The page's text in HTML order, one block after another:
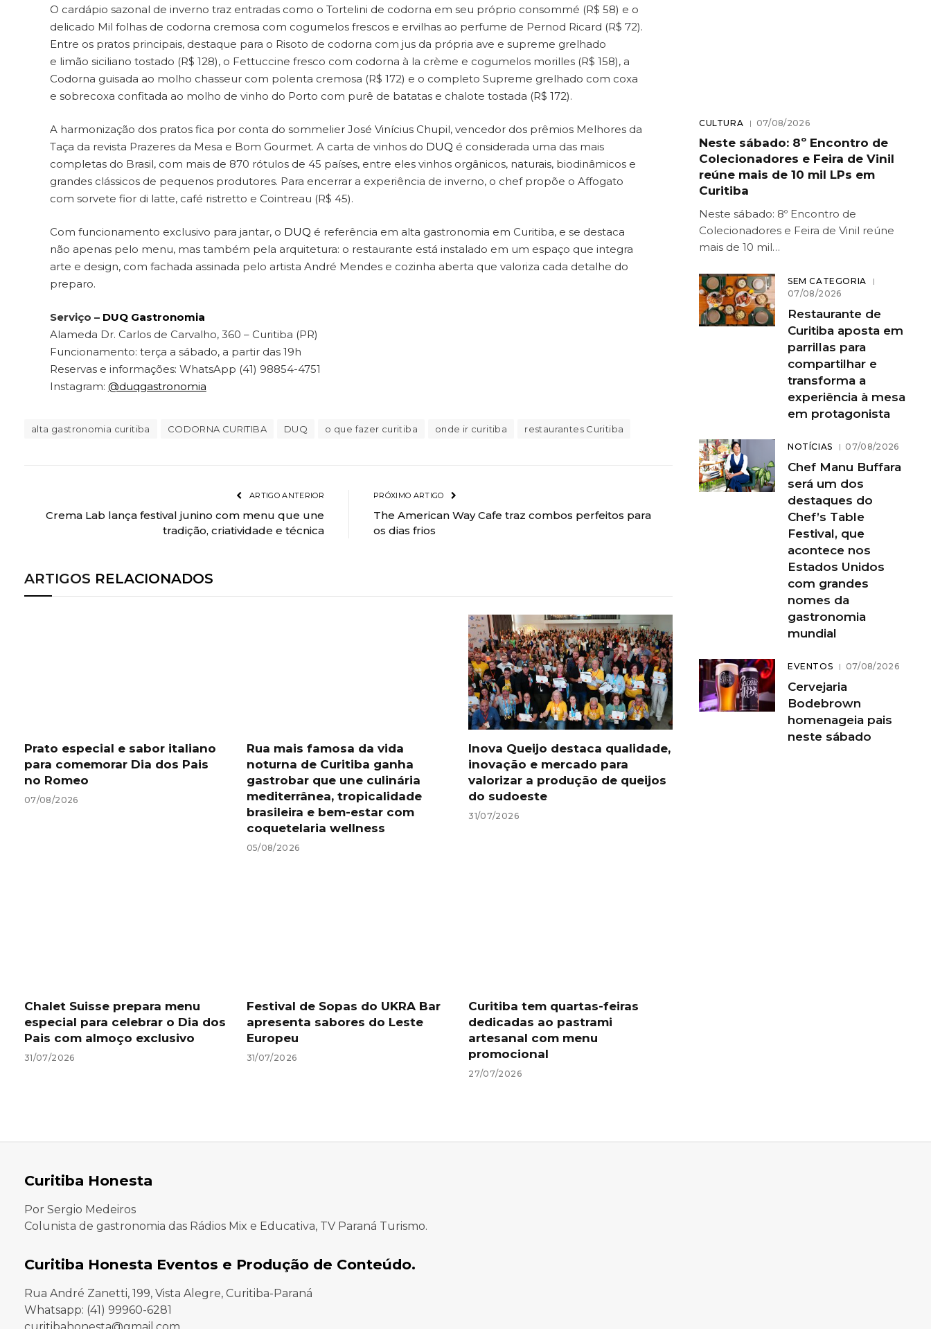
O cardápio sazonal de inverno traz entradas como o Tortelini de codorna em seu próprio consommé (R$ 58) e o
delicado Mil folhas de codorna cremosa com cogumelos frescos e ervilhas ao perfume de Pernod Ricard (R$ 72).
Entre os pratos principais, destaque para o Risoto de codorna com jus da própria ave e supreme grelhado
e limão siciliano tostado (R$ 128), o Fettuccine fresco com codorna à la crème e cogumelos morilles (R$ 158), a
Codorna guisada ao molho chasseur com polenta cremosa (R$ 172) e o completo Supreme grelhado com coxa
e sobrecoxa confitada ao molho de vinho do Porto com purê de batatas e chalote tostada (R$ 172).
A harmonização dos pratos fica por conta do sommelier José Vinícius Chupil, vencedor dos prêmios Melhores da
Taça da revista Prazeres da Mesa e Bom Gourmet. A carta de vinhos do DUQ é considerada uma das mais
completas do Brasil, com mais de 870 rótulos de 45 países, entre eles vinhos orgânicos, naturais, biodinâmicos e
grandes clássicos de pequenos produtores. Para encerrar a experiência de inverno, o chef propõe o Affogato
com sorvete fior di latte, café ristretto e Cointreau (R$ 45).
Com funcionamento exclusivo para jantar, o DUQ é referência em alta gastronomia em Curitiba, e se destaca
não apenas pelo menu, mas também pela arquitetura: o restaurante está instalado em um espaço que integra
arte e design, com fachada assinada pelo artista André Mendes e cozinha aberta que valoriza cada detalhe do
preparo.
Serviço – DUQ Gastronomia
Alameda Dr. Carlos de Carvalho, 360 – Curitiba (PR)
Funcionamento: terça a sábado, a partir das 19h
Reservas e informações: WhatsApp (41) 98854-4751
Instagram: @duqgastronomia
alta gastronomia curitiba CODORNA CURITIBA DUQ o que fazer curitiba onde ir curitiba restaurantes Curitiba
ARTIGO ANTERIOR
Crema Lab lança festival junino com menu que une
tradição, criatividade e técnica
PRÓXIMO ARTIGO
The American Way Cafe traz combos perfeitos para
os dias frios
ARTIGOS RELACIONADOS
Prato especial e sabor italiano
para comemorar Dia dos Pais
no Romeo
07/08/2026
Rua mais famosa da vida
noturna de Curitiba ganha
gastrobar que une culinária
mediterrânea, tropicalidade
brasileira e bem-estar com
coquetelaria wellness
05/08/2026
Inova Queijo destaca qualidade,
inovação e mercado para
valorizar a produção de queijos
do sudoeste
31/07/2026
Chalet Suisse prepara menu
especial para celebrar o Dia dos
Pais com almoço exclusivo
31/07/2026
Festival de Sopas do UKRA Bar
apresenta sabores do Leste
Europeu
31/07/2026
Curitiba tem quartas-feiras
dedicadas ao pastrami
artesanal com menu
promocional
27/07/2026
CULTURA 07/08/2026
Neste sábado: 8º Encontro de
Colecionadores e Feira de Vinil
reúne mais de 10 mil LPs em
Curitiba
Neste sábado: 8º Encontro de
Colecionadores e Feira de Vinil reúne
mais de 10 mil…
SEM CATEGORIA
07/08/2026
Restaurante de
Curitiba aposta em
parrillas para
compartilhar e
transforma a
experiência à mesa
em protagonista
NOTÍCIAS 07/08/2026
Chef Manu Buffara
será um dos
destaques do
Chef’s Table
Festival, que
acontece nos
Estados Unidos
com grandes
nomes da
gastronomia
mundial
EVENTOS 07/08/2026
Cervejaria
Bodebrown
homenageia pais
neste sábado
Curitiba Honesta
Por Sergio Medeiros
Colunista de gastronomia das Rádios Mix e Educativa, TV Paraná Turismo.
Curitiba Honesta Eventos e Produção de Conteúdo.
Rua André Zanetti, 199, Vista Alegre, Curitiba-Paraná
Whatsapp: (41) 99960-6281